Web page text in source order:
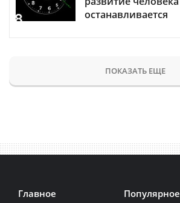
останавливается
ПОКАЗАТЬ ЕЩЕ
Главное Популярное